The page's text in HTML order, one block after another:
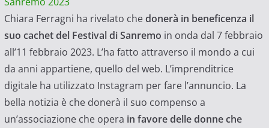
Chiara Ferragni ha rivelato chedonerà in beneficenza il
suo cachet del Festival di Sanremo in onda dal 7 febbraio
all’11 febbraio 2023. L’ha fatto attraverso il mondo a cui
da anni appartiene, quello del web. L’imprenditrice
digitale ha utilizzato Instagram per fare l’annuncio. La
bella notizia è che donerà il suo compenso a
un’associazione che opera in favore delle donne che